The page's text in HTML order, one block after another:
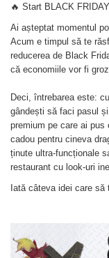
🔥 Start BLACK
Ai așteptat momentul
Acum e timpul să te
reducerea de Black
că economiile vor fi
Deci, întrebarea este:
gândești să faci pasul
premium pe care ai
cadou pentru cineva
ținute ultra-funcționale
restaurant cu look-uri
Iată câteva idei care să